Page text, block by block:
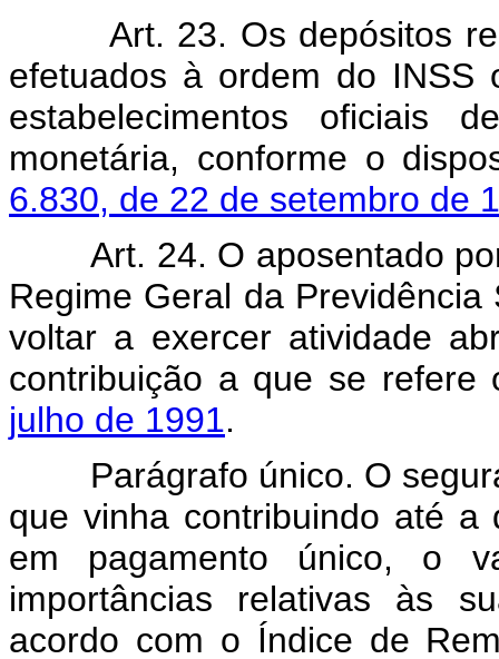
Art. 23. Os depósitos
efetuados à ordem do
estabelecimentos oficiais
monetária, conforme o
6.830, de 22 de setembro de
Art. 24. O aposentado
Regime Geral da
voltar a exercer atividade
contribuição a que se
julho de 1991.
Parágrafo único. O
que vinha contribuindo até
em pagamento único, o
importâncias relativas às
acordo com o Índice de